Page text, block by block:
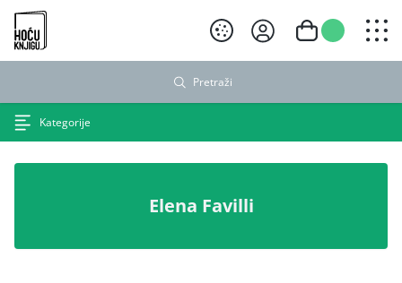
Hoću knjigu crni logo
Pretraži
Kategorije
Elena Favilli